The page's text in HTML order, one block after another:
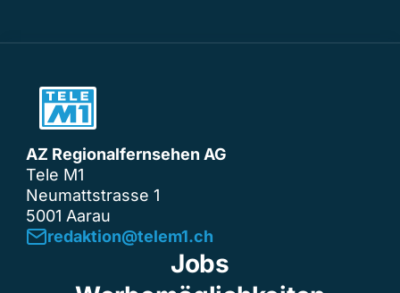
AZ Regionalfernsehen AG
Tele M1
Neumattstrasse 1
5001 Aarau
redaktion@telem1.ch
Jobs